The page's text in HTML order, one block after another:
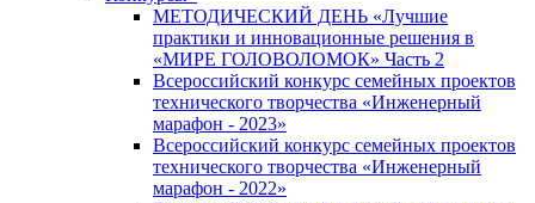
МЕТОДИЧЕСКИЙ ДЕНЬ «Лучшие
практики и инновационные решения в
«МИРЕ ГОЛОВОЛОМОК» Часть 2
Всероссийский конкурс семейных проектов
технического творчества «Инженерный
марафон - 2023»
Всероссийский конкурс семейных проектов
технического творчества «Инженерный
марафон - 2022»